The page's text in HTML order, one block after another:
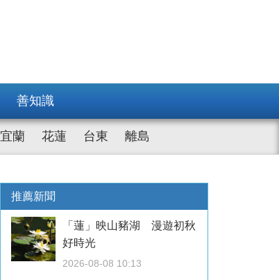
善知識
宜蘭 花蓮 台東 離島
推薦新聞
「蓮」映山豬湖 漫遊初秋
好時光
2026-08-08 10:13